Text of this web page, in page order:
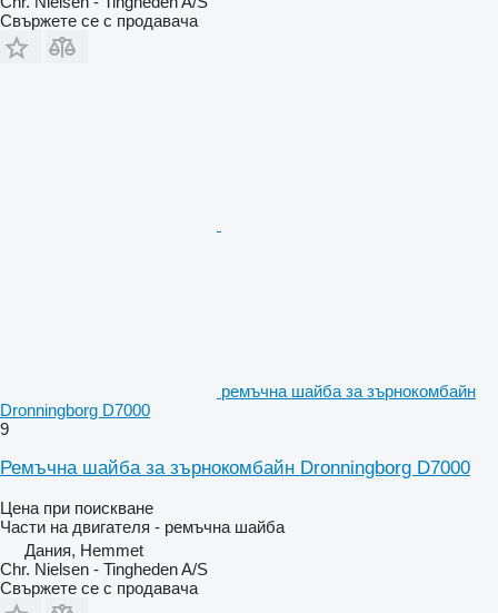
Свържете се с продавача
ремъчна шайба за зърнокомбайн
Dronningborg D7000
9
Ремъчна шайба за зърнокомбайн Dronningborg D7000
Цена при поискване
Части на двигателя - ремъчна шайба
Дания, Hemmet
Chr. Nielsen - Tingheden A/S
Свържете се с продавача